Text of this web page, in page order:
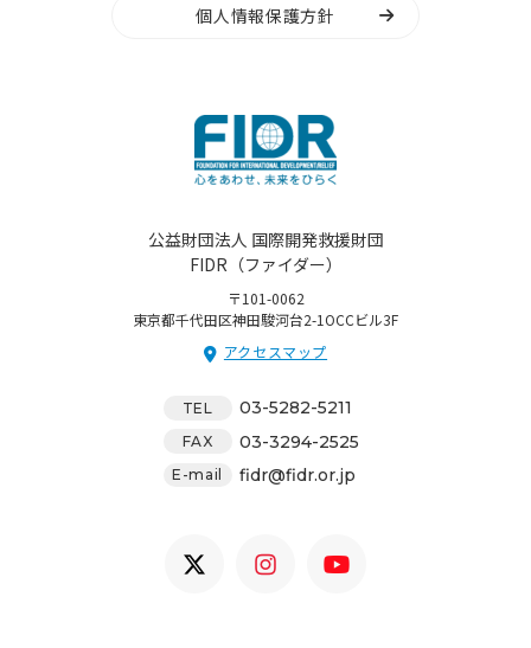
個人情報保護方針
公益財団法人 国際開発救援財団
FIDR（ファイダー）
〒101-0062
東京都千代田区神田駿河台2-1OCCビル3F
アクセスマップ
TEL 03-5282-5211
FAX 03-3294-2525
E-mail fidr@fidr.or.jp